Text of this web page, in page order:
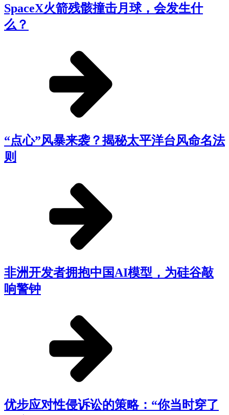
SpaceX火箭残骸撞击月球，会发生什
么？
“点心”风暴来袭？揭秘太平洋台风命名法
则
非洲开发者拥抱中国AI模型，为硅谷敲
响警钟
优步应对性侵诉讼的策略：“你当时穿了